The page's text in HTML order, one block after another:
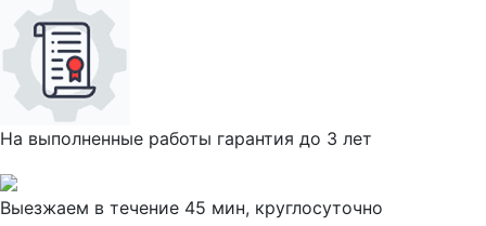
На выполненные работы гарантия до 3 лет
Выезжаем в течение 45 мин, круглосуточно